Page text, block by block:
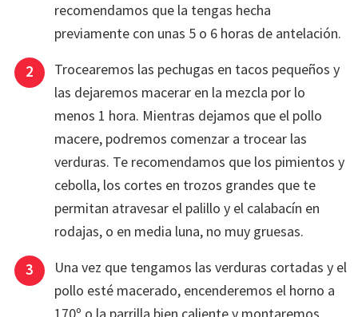
recomendamos que la tengas hecha
previamente con unas 5 o 6 horas de antelación.
Trocearemos las pechugas en tacos pequeños y
las dejaremos macerar en la mezcla por lo
menos 1 hora. Mientras dejamos que el pollo
macere, podremos comenzar a trocear las
verduras. Te recomendamos que los pimientos y
cebolla, los cortes en trozos grandes que te
permitan atravesar el palillo y el calabacín en
rodajas, o en media luna, no muy gruesas.
Una vez que tengamos las verduras cortadas y el
pollo esté macerado, encenderemos el horno a